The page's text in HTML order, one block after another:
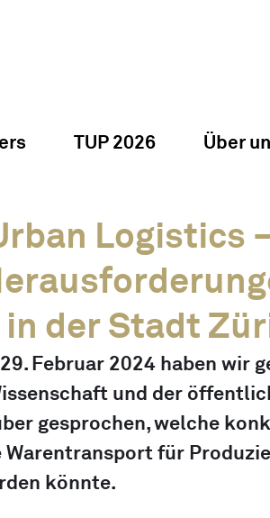
TUP 2026 Über
Logistics
der Stadt
Februar 2024 haben wir
und der
gesprochen, welche
für
könnte.